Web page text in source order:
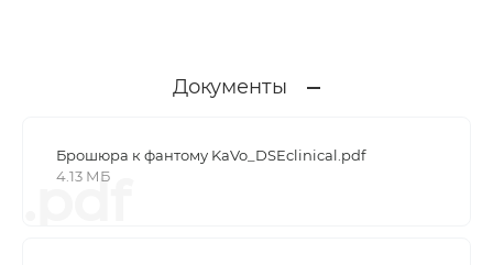
Документы
Брошюра к фантому KaVo_DSEclinical.pdf
4.13 МБ
.pdf